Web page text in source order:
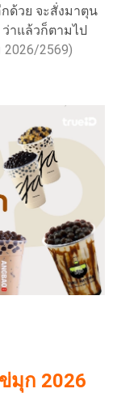
ด้วย จะสั่งมาตุน
าแล้วก็ตามไป
2569)
มุก 2026